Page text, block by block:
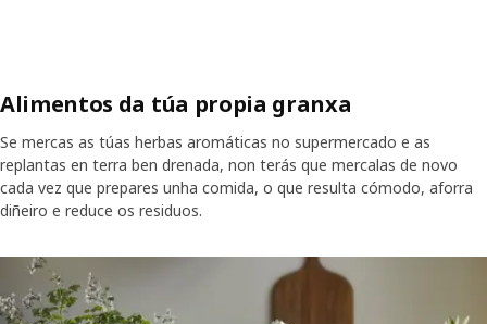
Alimentos da túa propia granxa
Se mercas as túas herbas aromáticas no supermercado e as
replantas en terra ben drenada, non terás que mercalas de novo
cada vez que prepares unha comida, o que resulta cómodo, aforra
diñeiro e reduce os residuos.